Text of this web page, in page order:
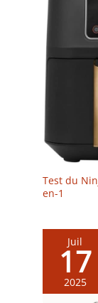
Test du
en-1
Juil
17
2025